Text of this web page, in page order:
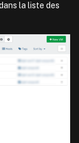
la liste des